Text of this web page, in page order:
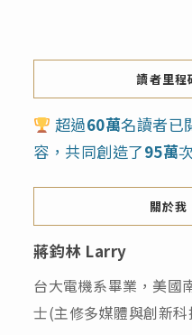
讀者里程
超過60萬名讀者已
容，共同創造了95萬
關於我
蔣鈞林 Larry
台大電機系畢業，美國
士(主修多媒體與創新科